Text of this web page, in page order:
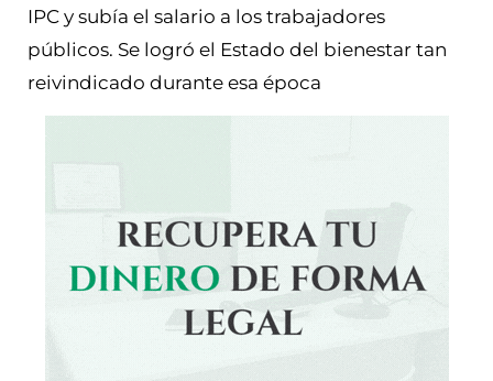
IPC y subía el salario a los trabajadores
públicos. Se logró el Estado del bienestar tan
reivindicado durante esa época